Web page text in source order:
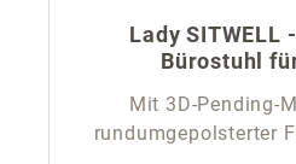
Lady SITWELL
Bürostuhl
Mit 3D-Pending-
rundumgepolsterter